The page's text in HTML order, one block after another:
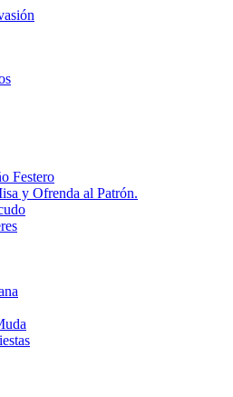
Festero
y Ofrenda al Patrón.